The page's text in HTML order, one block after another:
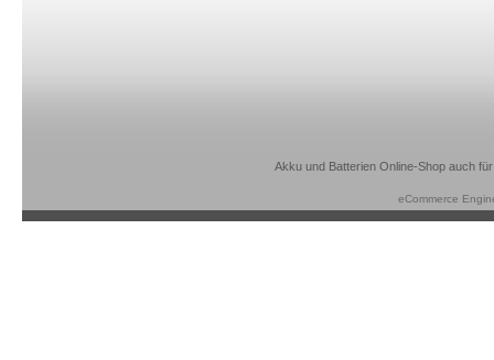
Akku und Batterien Online-Shop auch
eCommerce